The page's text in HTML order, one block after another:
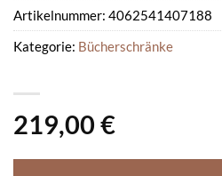
219,00 €
Artikelnummer: 4062541407188
Kategorie: Bücherschränke